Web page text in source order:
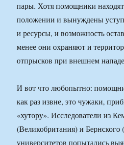
пары. Хотя помощники
положении и вынуждены
и ресурсы, и возможность
менее они охраняют и
отпрысков при внешнем
И вот что любопытно:
как раз извне, это чужаки,
«хутору». Исследователи из
(Великобритания) и
университетов попытались